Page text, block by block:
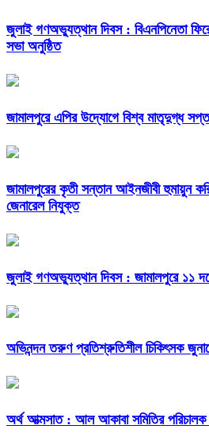
জুলাই গণঅভ্যুত্থান দিবস : বিএনপিনেতা
সভা অনুষ্ঠিত
জামালপুরে এপির উদ্যোগে বিশ্ব মাতৃদুগ্ধ
জামালপুরের কৃতী সন্তান আইনজীবী হুমায়ুন
জেনারেল নিযুক্ত
জুলাই গণঅভ্যুত্থান দিবস : জামালপুরে ১১
অভিনন্দন তরুণ প্রতিশ্রুতিশীল চিকিৎসক
অর্থ আত্মসাত : আল আকাবা সমিতির পরিচালক